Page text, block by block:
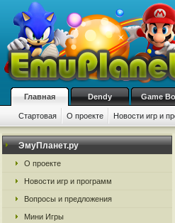
Главная Dendy Game
Стартовая О проекте Новости игр и
ЭмуПланет.ру
О проекте
Новости игр и программ
Вопросы и предложения
Мини Игры